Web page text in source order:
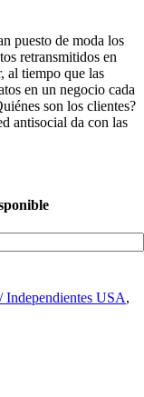
puesto de moda los
retransmitidos en
al tiempo que las
en un negocio cada
son los clientes?
antisocial da con las
Independientes USA,